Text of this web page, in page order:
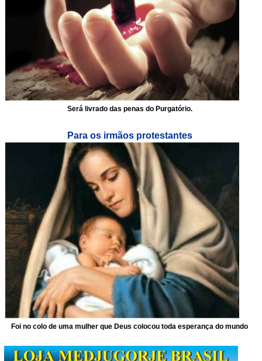
Será livrado das penas do Purgatório.
Para os irmãos protestantes
Foi no colo de uma mulher que Deus colocou toda esperança do mundo